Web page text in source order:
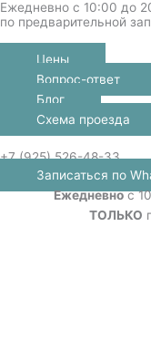
Перейти
к
Ежедневно с 10:00 до
по предварительной
Цены
Вопрос-ответ
Блог
Схема проезда
Меню
+7 (925) 526-48-33
Записаться по
Ежедневнос
ТОЛЬКО